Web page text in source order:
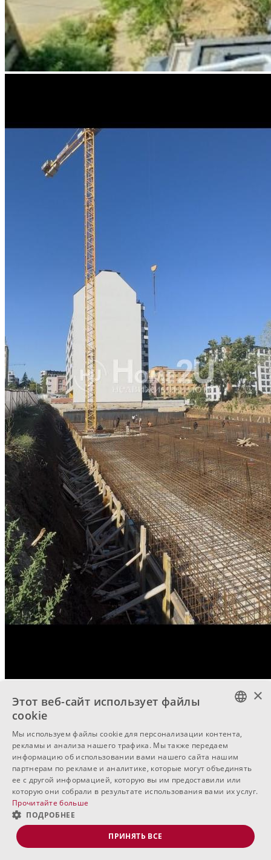
ENGLISH
RUSSIAN
×
Этот веб-сайт использует файлы
cookie
Мы используем файлы cookie для персонализации контента,
рекламы и анализа нашего трафика. Мы также передаем
информацию об использовании вами нашего сайта нашим
партнерам по рекламе и аналитике, которые могут объединять
ее с другой информацией, которую вы им предоставили или
которую они собрали в результате использования вами их услуг.
Прочитайте больше
ПОДРОБНЕЕ
ПРИНЯТЬ ВСЕ